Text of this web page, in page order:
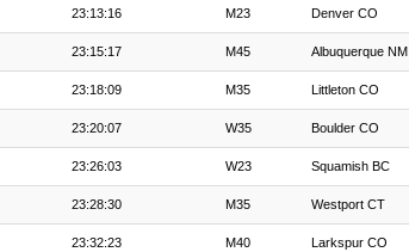
23:13:16 M23 Denver CO
23:15:17 M45 Albuquerque NM
23:18:09 M35 Littleton CO
23:20:07 W35 Boulder CO
23:26:03 W23 Squamish BC
23:28:30 M35 Westport CT
23:32:23 M40 Larkspur CO